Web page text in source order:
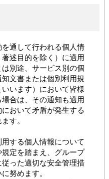
通して行われる個人情
述目的を除く）に適用
別途、サービス別の個
文書または個別利用規
います）において皆様
合は、その通知も適用
おいて矛盾が発生する
す。
する個人情報について
定を踏まえ、グループ
った適切な安全管理措
努めます。